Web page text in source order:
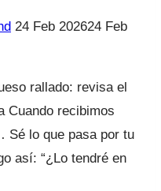
24 Feb 202624 Feb
rallado: revisa el
Cuando recibimos
Sé lo que pasa por tu
así: “¿Lo tendré en